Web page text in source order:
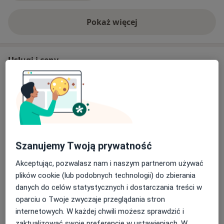
Pokaż więcejo doświadczeniu
Usługi i ceny
Konsultacja psychiatryczna
Od 300 zł Szczegóły
Konsultacja psychiatryczna w
Od 300 zł Szczegóły
Konsultacja psychiatryczna w
języku ukraińskim
Od 300 zł Szczegóły
Umów wizytę
Szanujemy Twoją prywatność
Akceptując, pozwalasz nam i naszym partnerom używać
plików cookie (lub podobnych technologii) do zbierania
danych do celów statystycznych i dostarczania treści w
oparciu o Twoje zwyczaje przeglądania stron
internetowych. W każdej chwili możesz sprawdzić i